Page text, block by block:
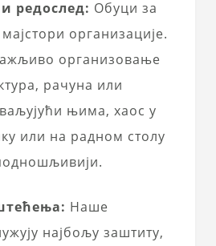
редослед: Обуци за
организације.
организовање
рачуна или
њима, хаос у
или на радном столу
Наше
најбољу заштиту,